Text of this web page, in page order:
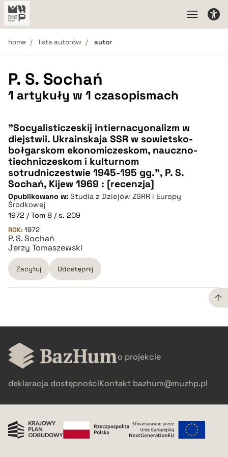
home lista autorów autor
P. S. Sochań
1 artykuły w 1 czasopismach
"Socyalisticzeskij intiernacyonalizm w
diejstwii. Ukrainskaja SSR w sowietsko-
bołgarskom ekonomiczeskom, nauczno-
tiechniczeskom i kulturnom
sotrudniczestwie 1945-195 gg.", P. S.
Sochań, Kijew 1969 : [recenzja]
Opublikowano w: Studia z Dziejów ZSRR i Europy
Środkowej
1972 / Tom 8 / s. 209
ROK: 1972
P. S. Sochań
Jerzy Tomaszewski
Zacytuj Udostępnij
pobierz cytat
BIBTEX
o projekcie
deklaracja dostępnościKontakt bazhum@muzhp.pl